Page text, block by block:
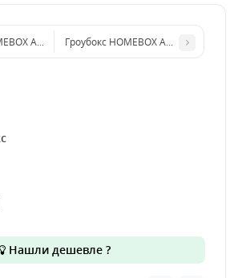
AMBIENT WHITE PLUS Q120+, PAR 120x120
Гроубокс HOMEBOX AMBIENT
Нашли дешевле ?